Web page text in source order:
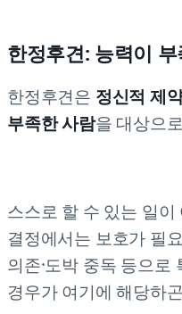
한정후견: 능력이
한정후견은 정신적 제
부족한 사람을 대상으
스스로 할 수 있는 일
결정에서는 보호가 필
의존·도박 중독 등으로
경우가 여기에 해당하